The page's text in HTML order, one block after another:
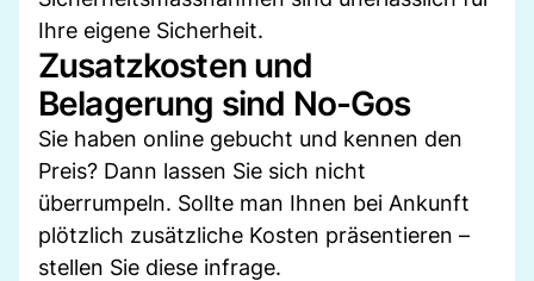
Ihre eigene Sicherheit.
Zusatzkosten und
Belagerung sind No-Gos
Sie haben online gebucht und kennen den
Preis? Dann lassen Sie sich nicht
überrumpeln. Sollte man Ihnen bei Ankunft
plötzlich zusätzliche Kosten präsentieren –
stellen Sie diese infrage.